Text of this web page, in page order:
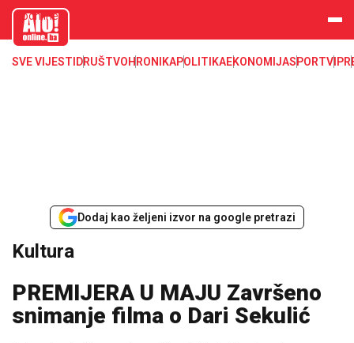
aloonline.b
SVE VIJESTI DRUŠTVOHRONIKAPOLITIKAEKONOMIJASPORTVIP
Dodaj kao željeni izvor na google pretrazi
Kultura
PREMIJERA U MAJU Završeno
snimanje filma o Dari Sekulić